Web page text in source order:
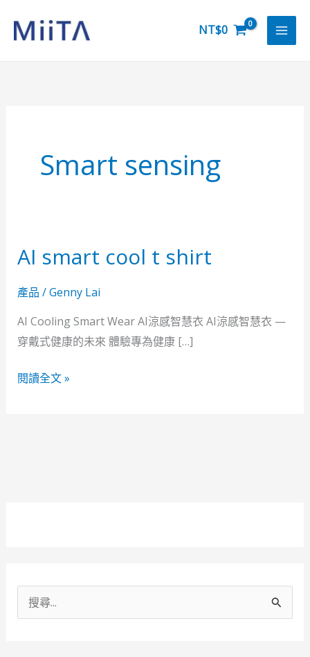
NT$0
Smart sensing
AI smart cool t shirt
產品 /Genny Lai
AI Cooling Smart Wear AI涼感智慧衣 AI涼感智慧衣 —
穿戴式健康的未來 體驗專為健康 […]
AI
cool
shirt
閱讀全文 »